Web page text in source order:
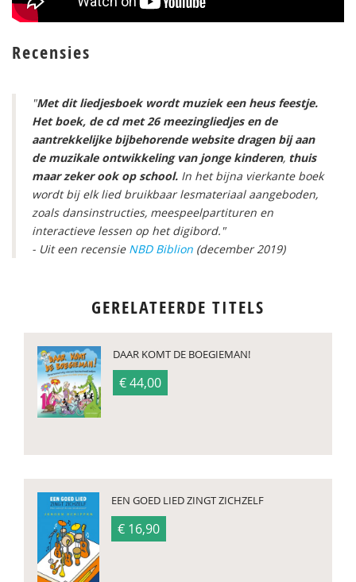
Recensies
"Met dit liedjesboek wordt muziek een heus feestje.
Het boek, de cd met 26 meezingliedjes en de
aantrekkelijke bijbehorende website dragen bij aan
de muzikale ontwikkeling van jonge kinderen, thuis
maar zeker ook op school. In het bijna vierkante boek
wordt bij elk lied bruikbaar lesmateriaal aangeboden,
zoals dansinstructies, meespeelpartituren en
interactieve lessen op het digibord."
- Uit een recensie NBD Biblion (december 2019)
GERELATEERDE TITELS
DAAR KOMT DE BOEGIEMAN!
€ 44,00
EEN GOED LIED ZINGT ZICHZELF
€ 16,90